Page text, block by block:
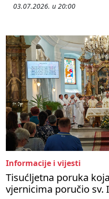
03.07.2026. u 20:00
Informacije i vijesti
Tisućljetna poruka
vjernicima poručio sv.